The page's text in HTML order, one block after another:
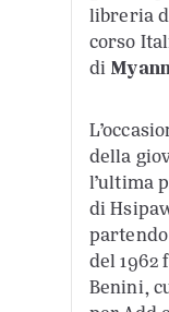
libreria
corso
di
della
l’ultima
di
del
Benini,